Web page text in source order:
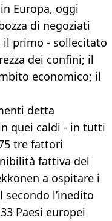
Europa, oggi
di negoziati
il primo - sollecitato
dei confini; il
economico; il
detta
quei caldi - in tutti
tre fattori
fattiva del
a ospitare i
secondo l’inedito
Paesi europei